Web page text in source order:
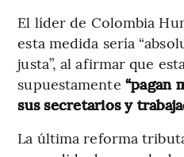
El líder de Colombia
esta medida sería
justa”, al afirmar que
supuestamente “pagan
sus secretarios y
La última reforma